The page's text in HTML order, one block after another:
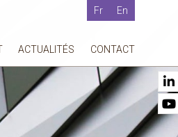
Fr En
ACTUALITÉS CONTACT